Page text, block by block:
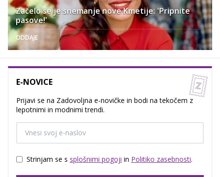
Začelo se je snemanje nove Kmetije: 'Pripnite
pasove!'
ODDAJE
E-NOVICE
Prijavi se na Zadovoljna e-novičke in bodi na tekočem z
lepotnimi in modnimi trendi.
Strinjam se s splošnimi pogoji in Politiko zasebnosti.